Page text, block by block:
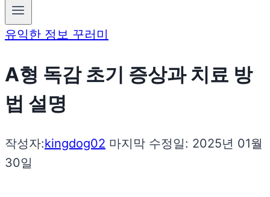
유익한 정보 꾸러미
A형 독감 초기 증상과 치료 방
법 설명
작성자:kingdog02 마지막 수정일: 2025년 01월
30일